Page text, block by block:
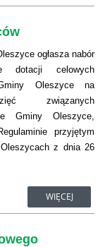
ogłasza nabór
dotacji celowych
Oleszyce na
związanych
Gminy Oleszyce,
przyjętym
z dnia 26
WIĘCEJ